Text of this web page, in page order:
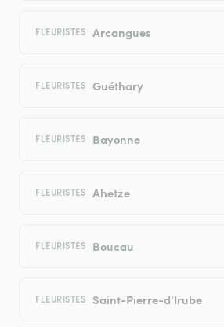
FLEURISTES Arcangues
FLEURISTES Guéthary
FLEURISTES Bayonne
FLEURISTES Ahetze
FLEURISTES Boucau
FLEURISTES Saint-Pierre-d’Irube